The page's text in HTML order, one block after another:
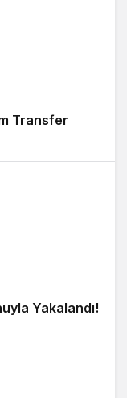
Transfer
Yakalandı!